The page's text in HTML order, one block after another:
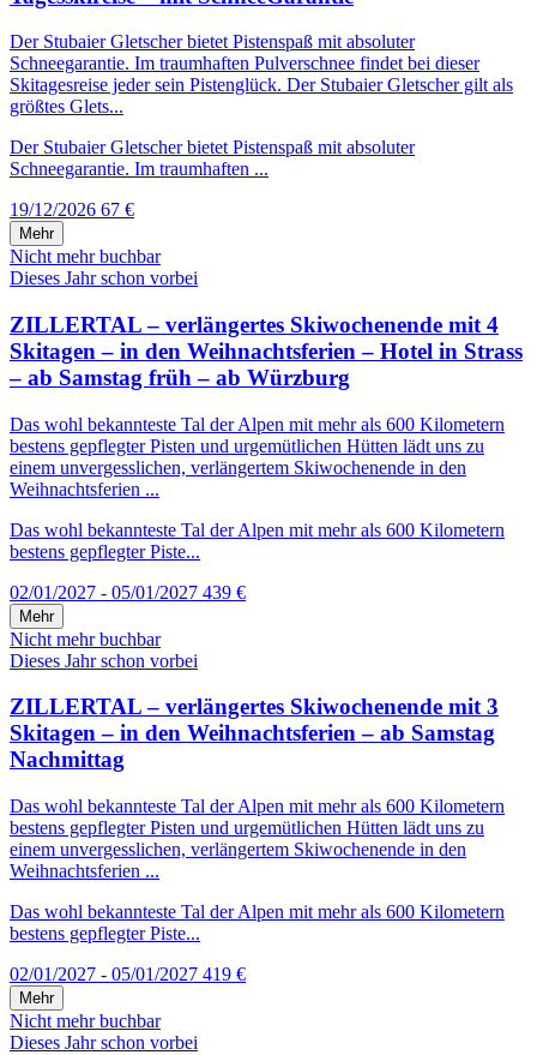
Der Stubaier Gletscher bietet Pistenspaß mit absoluter
Schneegarantie. Im traumhaften Pulverschnee findet bei dieser
Skitagesreise jeder sein Pistenglück. Der Stubaier Gletscher gilt als
größtes Glets...
Der Stubaier Gletscher bietet Pistenspaß mit absoluter
Schneegarantie. Im traumhaften ...
19/12/2026 67 €
Mehr
Nicht mehr buchbar
Dieses Jahr schon vorbei
ZILLERTAL – verlängertes Skiwochenende mit 4
Skitagen – in den Weihnachtsferien – Hotel in Strass
– ab Samstag früh – ab Würzburg
Das wohl bekannteste Tal der Alpen mit mehr als 600 Kilometern
bestens gepflegter Pisten und urgemütlichen Hütten lädt uns zu
einem unvergesslichen, verlängertem Skiwochenende in den
Weihnachtsferien ...
Das wohl bekannteste Tal der Alpen mit mehr als 600 Kilometern
bestens gepflegter Piste...
02/01/2027 - 05/01/2027 439 €
Mehr
Nicht mehr buchbar
Dieses Jahr schon vorbei
ZILLERTAL – verlängertes Skiwochenende mit 3
Skitagen – in den Weihnachtsferien – ab Samstag
Nachmittag
Das wohl bekannteste Tal der Alpen mit mehr als 600 Kilometern
bestens gepflegter Pisten und urgemütlichen Hütten lädt uns zu
einem unvergesslichen, verlängertem Skiwochenende in den
Weihnachtsferien ...
Das wohl bekannteste Tal der Alpen mit mehr als 600 Kilometern
bestens gepflegter Piste...
02/01/2027 - 05/01/2027 419 €
Mehr
Nicht mehr buchbar
Dieses Jahr schon vorbei